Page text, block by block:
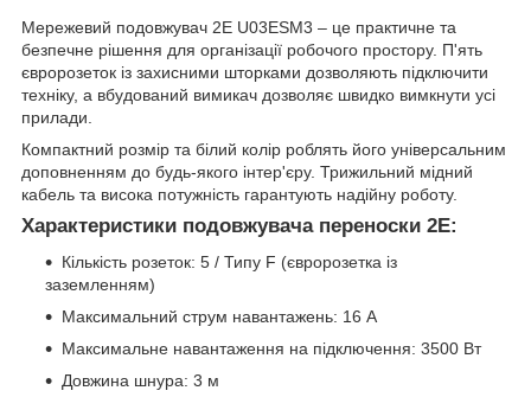
Мережевий подовжувач 2E U03ESM3 – це практичне та
безпечне рішення для організації робочого простору. П'ять
євророзеток із захисними шторками дозволяють підключити
техніку, а вбудований вимикач дозволяє швидко вимкнути усі
прилади.
Компактний розмір та білий колір роблять його універсальним
доповненням до будь-якого інтер'єру. Трижильний мідний
кабель та висока потужність гарантують надійну роботу.
Характеристики подовжувача переноски 2E:
Кількість розеток: 5 / Типу F (євророзетка із
заземленням)
Максимальний струм навантажень: 16 А
Максимальне навантаження на підключення: 3500 Вт
Довжина шнура: 3 м